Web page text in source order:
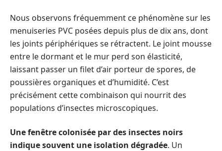
Nous observons fréquemment ce phénomène sur les
menuiseries PVC posées depuis plus de dix ans, dont
les joints périphériques se rétractent. Le joint mousse
entre le dormant et le mur perd son élasticité,
laissant passer un filet d’air porteur de spores, de
poussières organiques et d’humidité. C’est
précisément cette combinaison qui nourrit des
populations d’insectes microscopiques.
Une fenêtre colonisée par des insectes noirs
indique souvent une isolation dégradée. Un